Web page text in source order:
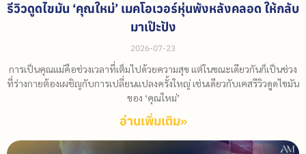
รีวิวดูดไขมัน ‘คุณใหม่’ เมคโอเวอร์หุ่นพังหลังคลอด ให้กลับ
มาเป๊ะปัง
2026-07-23
การเป็นคุณแม่คือช่วงเวลาที่เต็มไปด้วยความสุข แต่ในขณะเดียวกันก็เป็นช่วง
ที่ร่างกายต้องเผชิญกับการเปลี่ยนแปลงครั้งใหญ่ เช่นเดียวกับเคสรีวิวดูดไขมัน
ของ ‘คุณใหม่’
อ่านเพิ่มเติม»